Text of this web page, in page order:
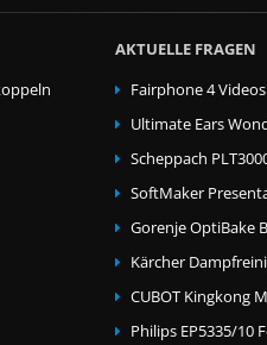
AKTUELLE FRAGEN
Fairphone 4
Ultimate Ears
Scheppach
SoftMaker
Gorenje OptiBake
Kärcher
CUBOT Kingkong
Philips EP5335/10